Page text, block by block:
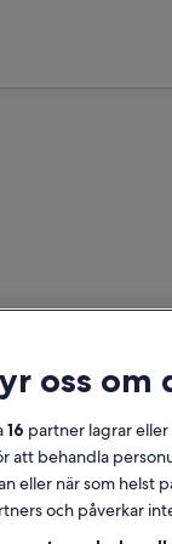
Datum
oss
16 partner lagrar
att behandla
eller när som helst
och påverkar